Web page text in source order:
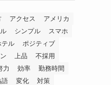
アクセス
アメリカ
シンプル
スマホ
テル
ポジティブ
上品
不採用
力 効率
勤務時間
語 変化
対策